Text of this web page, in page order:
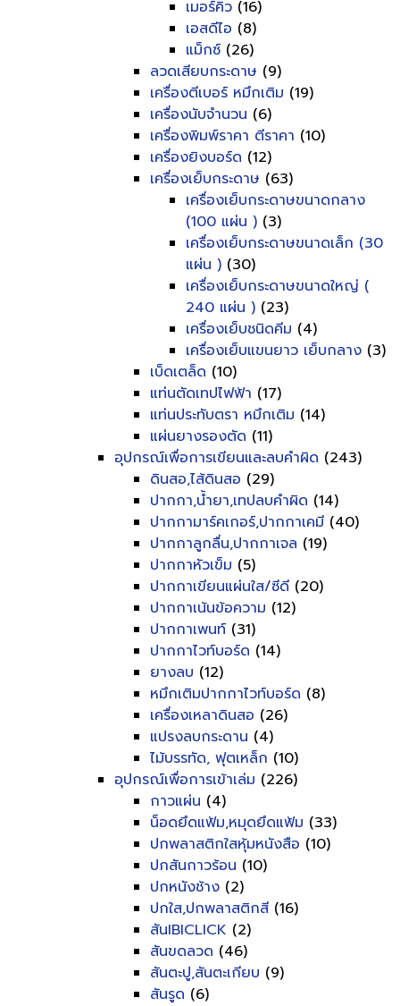
เมอร์คิว (16)
เอสดีไอ (8)
แม็กซ์ (26)
ลวดเสียบกระดาษ (9)
เครื่องตีเบอร์ หมึกเติม (19)
เครื่องนับจำนวน (6)
เครื่องพิมพ์ราคา ตีราคา (10)
เครื่องยิงบอร์ด (12)
เครื่องเย็บกระดาษ (63)
เครื่องเย็บกระดาษขนาดกลาง
(100 แผ่น ) (3)
เครื่องเย็บกระดาษขนาดเล็ก (30
แผ่น ) (30)
เครื่องเย็บกระดาษขนาดใหญ่ (
240 แผ่น ) (23)
เครื่องเย็บชนิดคีม (4)
เครื่องเย็บแขนยาว เย็บกลาง (3)
เบ็ดเตล็ด (10)
แท่นตัดเทปไฟฟ้า (17)
แท่นประทับตรา หมึกเติม (14)
แผ่นยางรองตัด (11)
อุปกรณ์เพื่อการเขียนและลบคำผิด (243)
ดินสอ,ไส้ดินสอ (29)
ปากกา,น้ำยา,เทปลบคำผิด (14)
ปากกามาร์คเกอร์,ปากกาเคมี (40)
ปากกาลูกลื่น,ปากกาเจล (19)
ปากกาหัวเข็ม (5)
ปากกาเขียนแผ่นใส/ซีดี (20)
ปากกาเน้นข้อความ (12)
ปากกาเพนท์ (31)
ปากกาไวท์บอร์ด (14)
ยางลบ (12)
หมึกเติมปากกาไวท์บอร์ด (8)
เครื่องเหลาดินสอ (26)
แปรงลบกระดาน (4)
ไม้บรรทัด, ฟุตเหล็ก (10)
อุปกรณ์เพื่อการเข้าเล่ม (226)
กาวแผ่น (4)
น็อดยึดแฟ้ม,หมุดยึดแฟ้ม (33)
ปกพลาสติกใสหุ้มหนังสือ (10)
ปกสันกาวร้อน (10)
ปกหนังช้าง (2)
ปกใส,ปกพลาสติกสี (16)
สันIBICLICK (2)
สันขดลวด (46)
สันตะปู,สันตะเกียบ (9)
สันรูด (6)